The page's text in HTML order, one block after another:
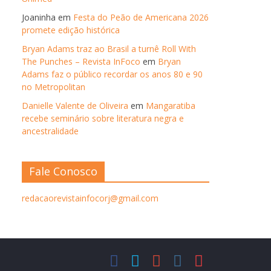
Joaninha em Festa do Peão de Americana 2026
promete edição histórica
Bryan Adams traz ao Brasil a turnê Roll With
The Punches – Revista InFoco em Bryan
Adams faz o público recordar os anos 80 e 90
no Metropolitan
Danielle Valente de Oliveira em Mangaratiba
recebe seminário sobre literatura negra e
ancestralidade
Fale Conosco
redacaorevistainfocorj@gmail.com